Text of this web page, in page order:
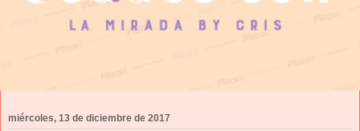
miércoles, 13 de diciembre de 2017